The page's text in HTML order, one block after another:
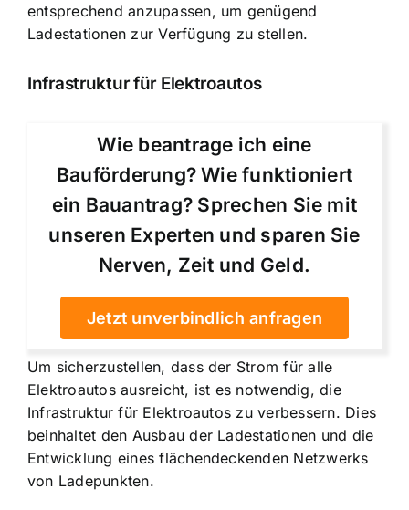
entsprechend anzupassen, um genügend
Ladestationen zur Verfügung zu stellen.
Infrastruktur für Elektroautos
Wie beantrage ich eine
Bauförderung? Wie funktioniert
ein Bauantrag? Sprechen Sie mit
unseren Experten und sparen Sie
Nerven, Zeit und Geld.
Jetzt unverbindlich anfragen
Um sicherzustellen, dass der Strom für alle
Elektroautos ausreicht, ist es notwendig, die
Infrastruktur für Elektroautos zu verbessern. Dies
beinhaltet den Ausbau der Ladestationen und die
Entwicklung eines flächendeckenden Netzwerks
von Ladepunkten.